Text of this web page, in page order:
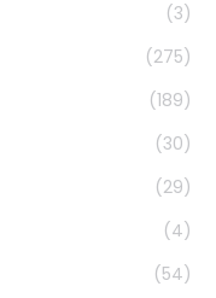
(3)
(275)
(189)
(30)
(29)
(4)
(54)